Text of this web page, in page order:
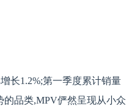
长1.2%;第一季度累计销量
的品类,MPV俨然呈现从小众